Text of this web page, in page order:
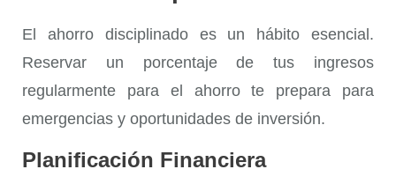
El ahorro disciplinadoes un hábito esencial.
Reservar un porcentaje de tus ingresos
regularmente para el ahorro te prepara para
emergencias y oportunidades de inversión.
Planificación Financiera